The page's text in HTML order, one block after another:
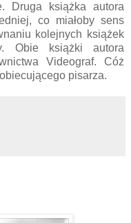
Druga książka autora
co miałoby sens
kolejnych książek
Obie książki autora
Videograf. Cóż
pisarza.